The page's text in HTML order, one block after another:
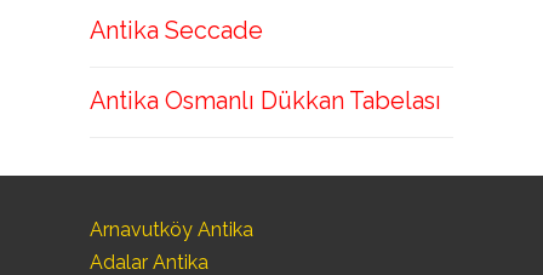
Antika Seccade
Antika Osmanlı Dükkan Tabelası
Arnavutköy Antika
Adalar Antika